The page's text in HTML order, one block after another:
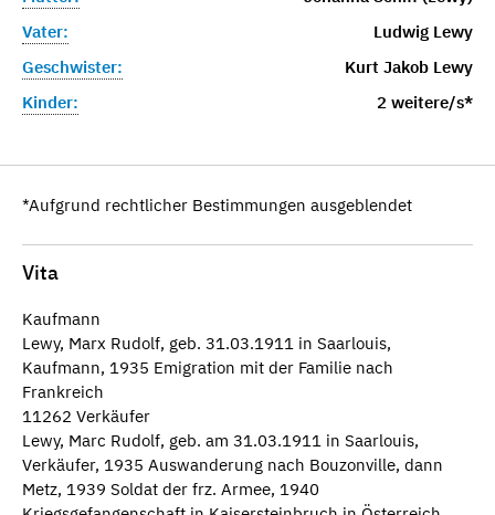
Vater:
Ludwig Lewy
Geschwister:
Kurt Jakob Lewy
Kinder:
2 weitere/s*
*Aufgrund rechtlicher Bestimmungen ausgeblendet
Vita
Kaufmann
Lewy, Marx Rudolf, geb. 31.03.1911 in Saarlouis,
Kaufmann, 1935 Emigration mit der Familie nach
Frankreich
11262 Verkäufer
Lewy, Marc Rudolf, geb. am 31.03.1911 in Saarlouis,
Verkäufer, 1935 Auswanderung nach Bouzonville, dann
Metz, 1939 Soldat der frz. Armee, 1940